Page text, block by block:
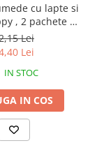
cu lapte si
, 2 pachete x
128 bucati
Lei
Lei
IN STOC
IN COS